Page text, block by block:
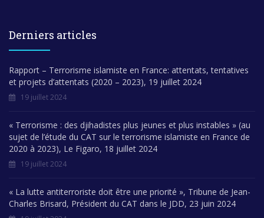
Derniers articles
Rapport – Terrorisme islamiste en France: attentats, tentatives
et projets d’attentats (2020 – 2023), 19 juillet 2024
19 juillet 2024
« Terrorisme : des djihadistes plus jeunes et plus instables » (au
sujet de l’étude du CAT sur le terrorisme islamiste en France de
2020 à 2023), Le Figaro, 18 juillet 2024
19 juillet 2024
« La lutte antiterroriste doit être une priorité », Tribune de Jean-
Charles Brisard, Président du CAT dans le JDD, 23 juin 2024